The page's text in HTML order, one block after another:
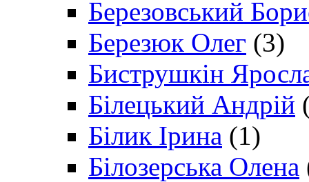
Березовський
Березюк Олег (3)
Биструшкін
Білецький Андрій
Білик Ірина (1)
Білозерська Олена